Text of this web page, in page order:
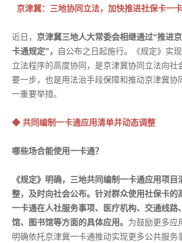
京津冀：三地协同立法，加快推进社保卡一卡
近日， 京津冀三地人大常委会相继通过“推进
卡通规定”，
自公布之日起施行。《规定》实
立法程序的高度协同，是京津冀协同立法向社
要一步，也是用法治手段保障和推动京津冀协
一重要举措。
◆ 共同编制一卡通应用清单并动态调整
哪些场合能使用一卡通？
《规定》明确，三地共同编制一卡通应用项目
整，及时向社会公布。针对群众使用社保卡的
一卡通在人社服务事项、医疗机构、交通线路
馆、图书馆等方面的具体应用。 为鼓励更多应
明确依托京津冀一卡通推动实现更多公共服务